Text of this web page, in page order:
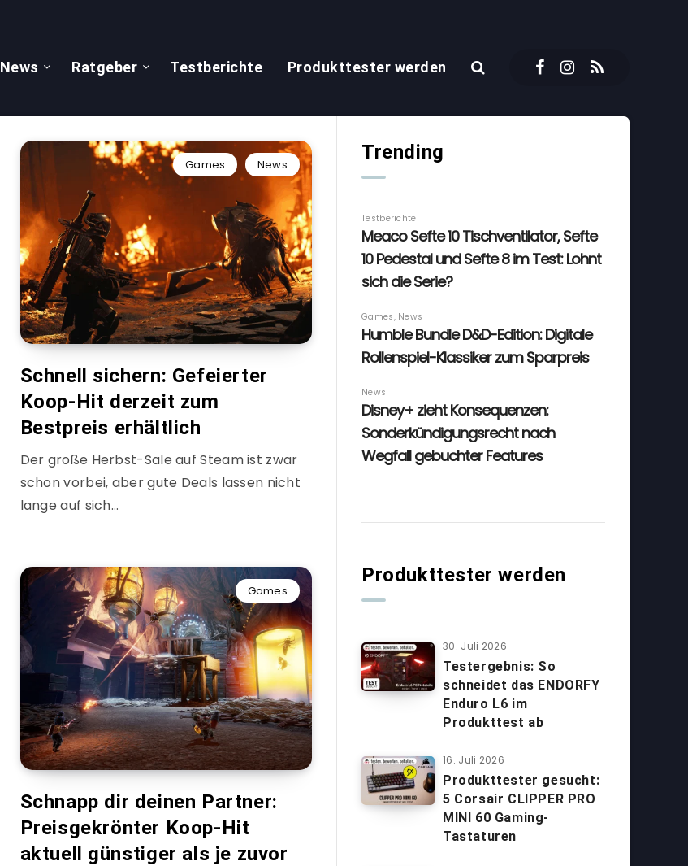
News Ratgeber Testberichte Produkttester werden
Games News
Schnell sichern: Gefeierter
Koop-Hit derzeit zum
Bestpreis erhältlich
Der große Herbst-Sale auf Steam ist zwar
schon vorbei, aber gute Deals lassen nicht
lange auf sich…
Games
Schnapp dir deinen Partner:
Preisgekrönter Koop-Hit
aktuell günstiger als je zuvor
Trending
Produkttester werden
30. Juli 2026
Testergebnis: So
schneidet das ENDORFY
Enduro L6 im
Produkttest ab
16. Juli 2026
Produkttester gesucht:
5 Corsair CLIPPER PRO
MINI 60 Gaming-
Tastaturen